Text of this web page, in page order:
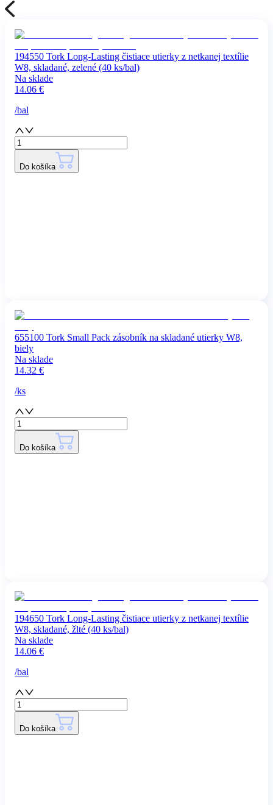
194550 Tork Long-Lasting čistiace utierky z netkanej textílie
W8, skladané, zelené (40 ks/bal)
Na sklade
14.06 €
/bal
Do košíka
655100 Tork Small Pack zásobník na skladané utierky W8,
biely
Na sklade
14.32 €
/ks
Do košíka
194650 Tork Long-Lasting čistiace utierky z netkanej textílie
W8, skladané, žlté (40 ks/bal)
Na sklade
14.06 €
/bal
Do košíka